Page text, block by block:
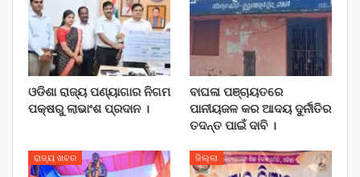
ଓଡିଶା ରାଜ୍ୟ ପଣ୍ୟାଗାର ନିଗମ
ପକ୍ଷରୁ ଲାଭାଂଶ ପ୍ରଦାନ ।
ବାଘଳା ପଞ୍ଚାୟତରେ
ପାନୀୟଜଳ କର ଆଦୟ ଦୁର୍ନୀତିର
ତଦନ୍ତ ପାଇଁ ଦାବି ।
ରାଜ୍ୟ ଖବର ଜିଲ୍ଲା